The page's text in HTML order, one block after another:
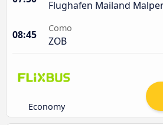
Flughafen Mailand
08:45
Como
ZOB
Economy